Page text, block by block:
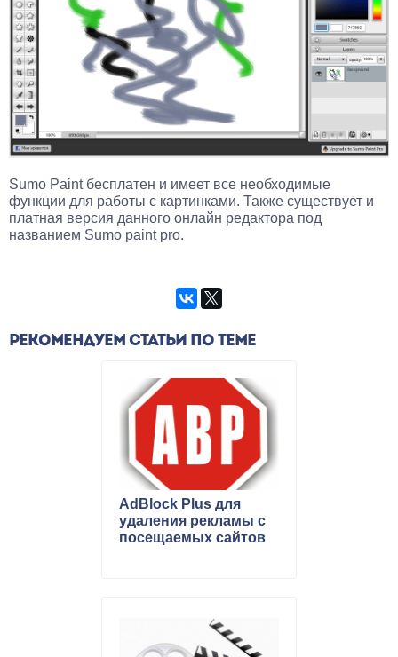
Sumo Paint бесплатен и имеет все необходимые
функции для работы с картинками. Также существует и
платная версия данного онлайн редактора под
названием Sumo paint pro.
РЕКОМЕНДУЕМ СТАТЬИ ПО ТЕМЕ
AdBlock Plus для
удаления рекламы с
посещаемых сайтов